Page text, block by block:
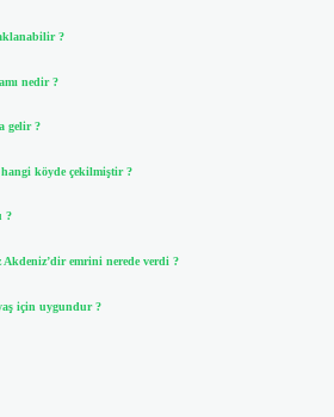
?
nedir ?
gelir ?
köyde çekilmiştir ?
?
emrini nerede verdi ?
için uygundur ?